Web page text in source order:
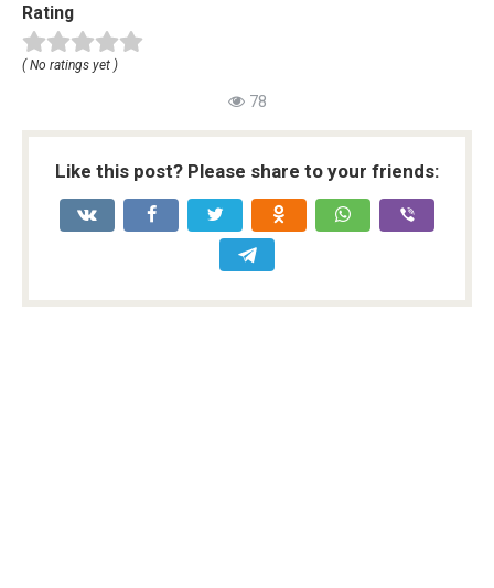
Rating
( No ratings yet )
78
Like this post? Please share to your friends: